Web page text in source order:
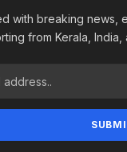
with breaking news,
from Kerala, India,